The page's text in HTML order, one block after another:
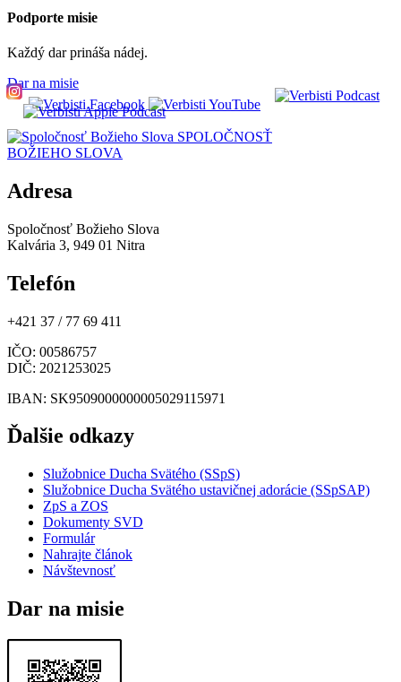
Podporte misie
Každý dar prináša nádej.
Dar na misie
SPOLOČNOSŤ
BOŽIEHO SLOVA
Adresa
Spoločnosť Božieho Slova
Kalvária 3, 949 01 Nitra
Telefón
+421 37 / 77 69 411
IČO: 00586757
DIČ: 2021253025
IBAN: SK9509000000005029115971
Ďalšie odkazy
Služobnice Ducha Svätého (SSpS)
Služobnice Ducha Svätého ustavičnej adorácie (SSpSAP)
ZpS a ZOS
Dokumenty SVD
Formulár
Nahrajte článok
Návštevnosť
Dar na misie